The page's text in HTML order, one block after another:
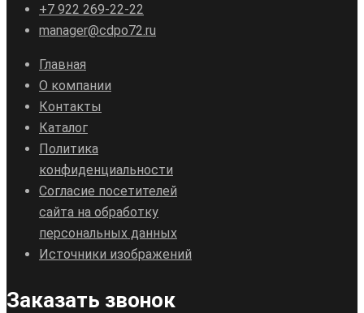
+7 922 269-22-22
manager@cdpo72.ru
Главная
О компании
Контакты
Каталог
Политика
конфиденциальности
Согласие посетителей
сайта на обработку
персональных данных
Источники изображений
Заказать звонок